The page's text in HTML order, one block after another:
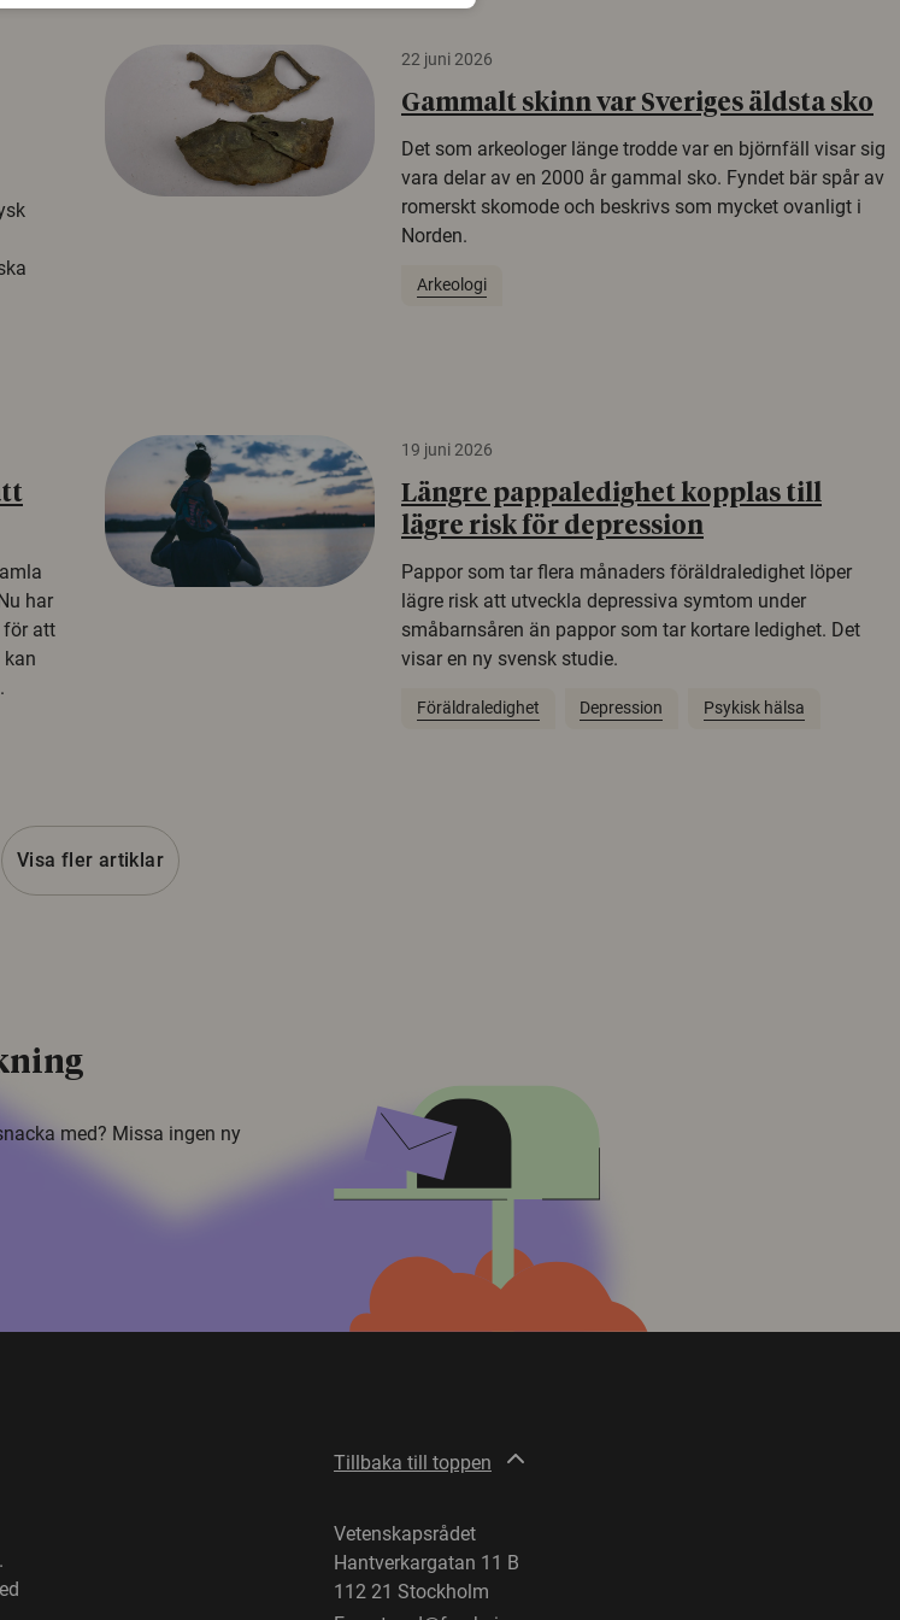
22 juni 2026
Gammalt skinn var Sveriges äldsta sko
Det som arkeologer länge trodde var en björnfäll visar sig
vara delar av en 2000 år gammal sko. Fyndet bär spår av
romerskt skomode och beskrivs som mycket ovanligt i
Norden.
Arkeologi
har
för att
kan
19 juni 2026
Längre pappaledighet kopplas till
lägre risk för depression
Pappor som tar flera månaders föräldraledighet löper
lägre risk att utveckla depressiva symtom under
småbarnsåren än pappor som tar kortare ledighet. Det
visar en ny svensk studie.
Föräldraledighet Depression Psykisk hälsa
Visa fler artiklar
med? Missa ingen ny
Tillbaka till toppen
Vetenskapsrådet
Hantverkargatan 11 B
112 21 Stockholm